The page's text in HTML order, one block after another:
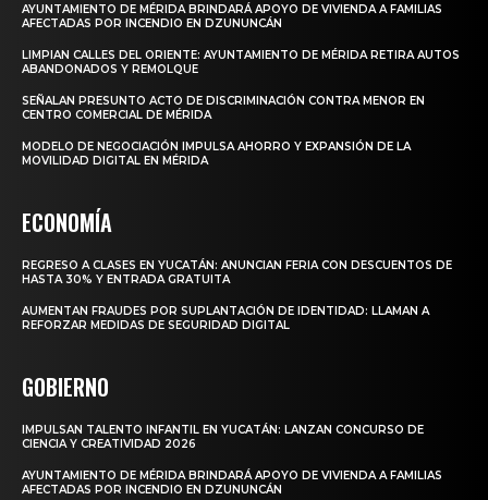
AYUNTAMIENTO DE MÉRIDA BRINDARÁ APOYO DE VIVIENDA A FAMILIAS
AFECTADAS POR INCENDIO EN DZUNUNCÁN
LIMPIAN CALLES DEL ORIENTE: AYUNTAMIENTO DE MÉRIDA RETIRA AUTOS
ABANDONADOS Y REMOLQUE
SEÑALAN PRESUNTO ACTO DE DISCRIMINACIÓN CONTRA MENOR EN
CENTRO COMERCIAL DE MÉRIDA
MODELO DE NEGOCIACIÓN IMPULSA AHORRO Y EXPANSIÓN DE LA
MOVILIDAD DIGITAL EN MÉRIDA
ECONOMÍA
REGRESO A CLASES EN YUCATÁN: ANUNCIAN FERIA CON DESCUENTOS DE
HASTA 30% Y ENTRADA GRATUITA
AUMENTAN FRAUDES POR SUPLANTACIÓN DE IDENTIDAD: LLAMAN A
REFORZAR MEDIDAS DE SEGURIDAD DIGITAL
GOBIERNO
IMPULSAN TALENTO INFANTIL EN YUCATÁN: LANZAN CONCURSO DE
CIENCIA Y CREATIVIDAD 2026
AYUNTAMIENTO DE MÉRIDA BRINDARÁ APOYO DE VIVIENDA A FAMILIAS
AFECTADAS POR INCENDIO EN DZUNUNCÁN